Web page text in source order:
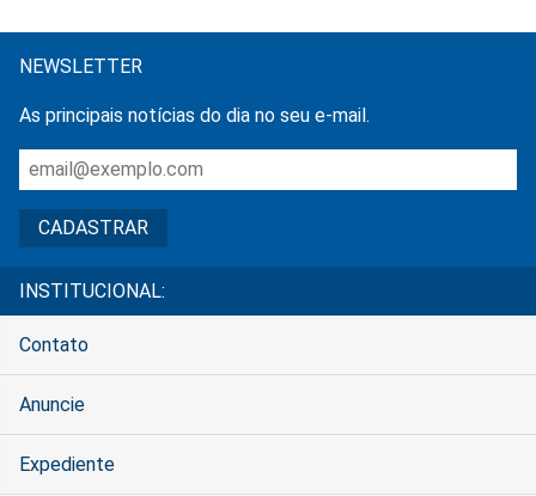
NEWSLETTER
As principais notícias do dia no seu e-mail.
INSTITUCIONAL:
Contato
Anuncie
Expediente